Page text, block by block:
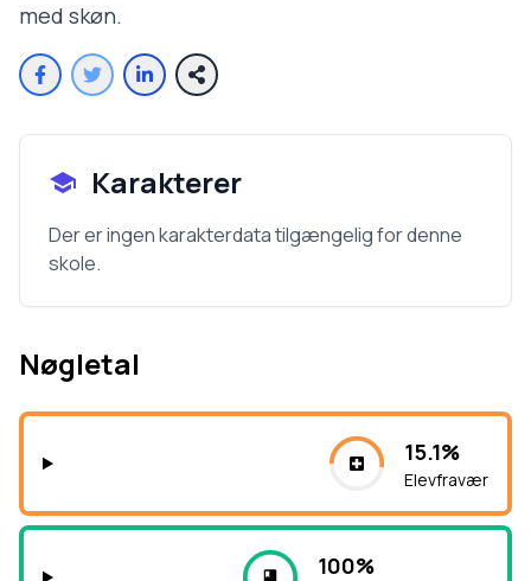
med skøn.
Karakterer
Der er ingen karakterdata tilgængelig for denne
skole.
Nøgletal
15.1%
Elevfravær
100%